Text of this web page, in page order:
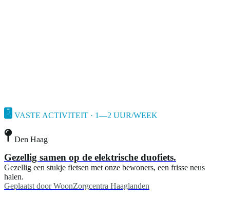
VASTE ACTIVITEIT · 1—2 UUR/WEEK
Den Haag
Gezellig samen op de elektrische duofiets.
Gezellig een stukje fietsen met onze bewoners, een frisse neus
halen.
Geplaatst door WoonZorgcentra Haaglanden